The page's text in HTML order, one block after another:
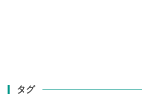
タグ